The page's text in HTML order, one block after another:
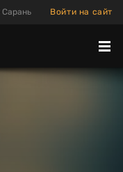
Сарань Войти на сайт